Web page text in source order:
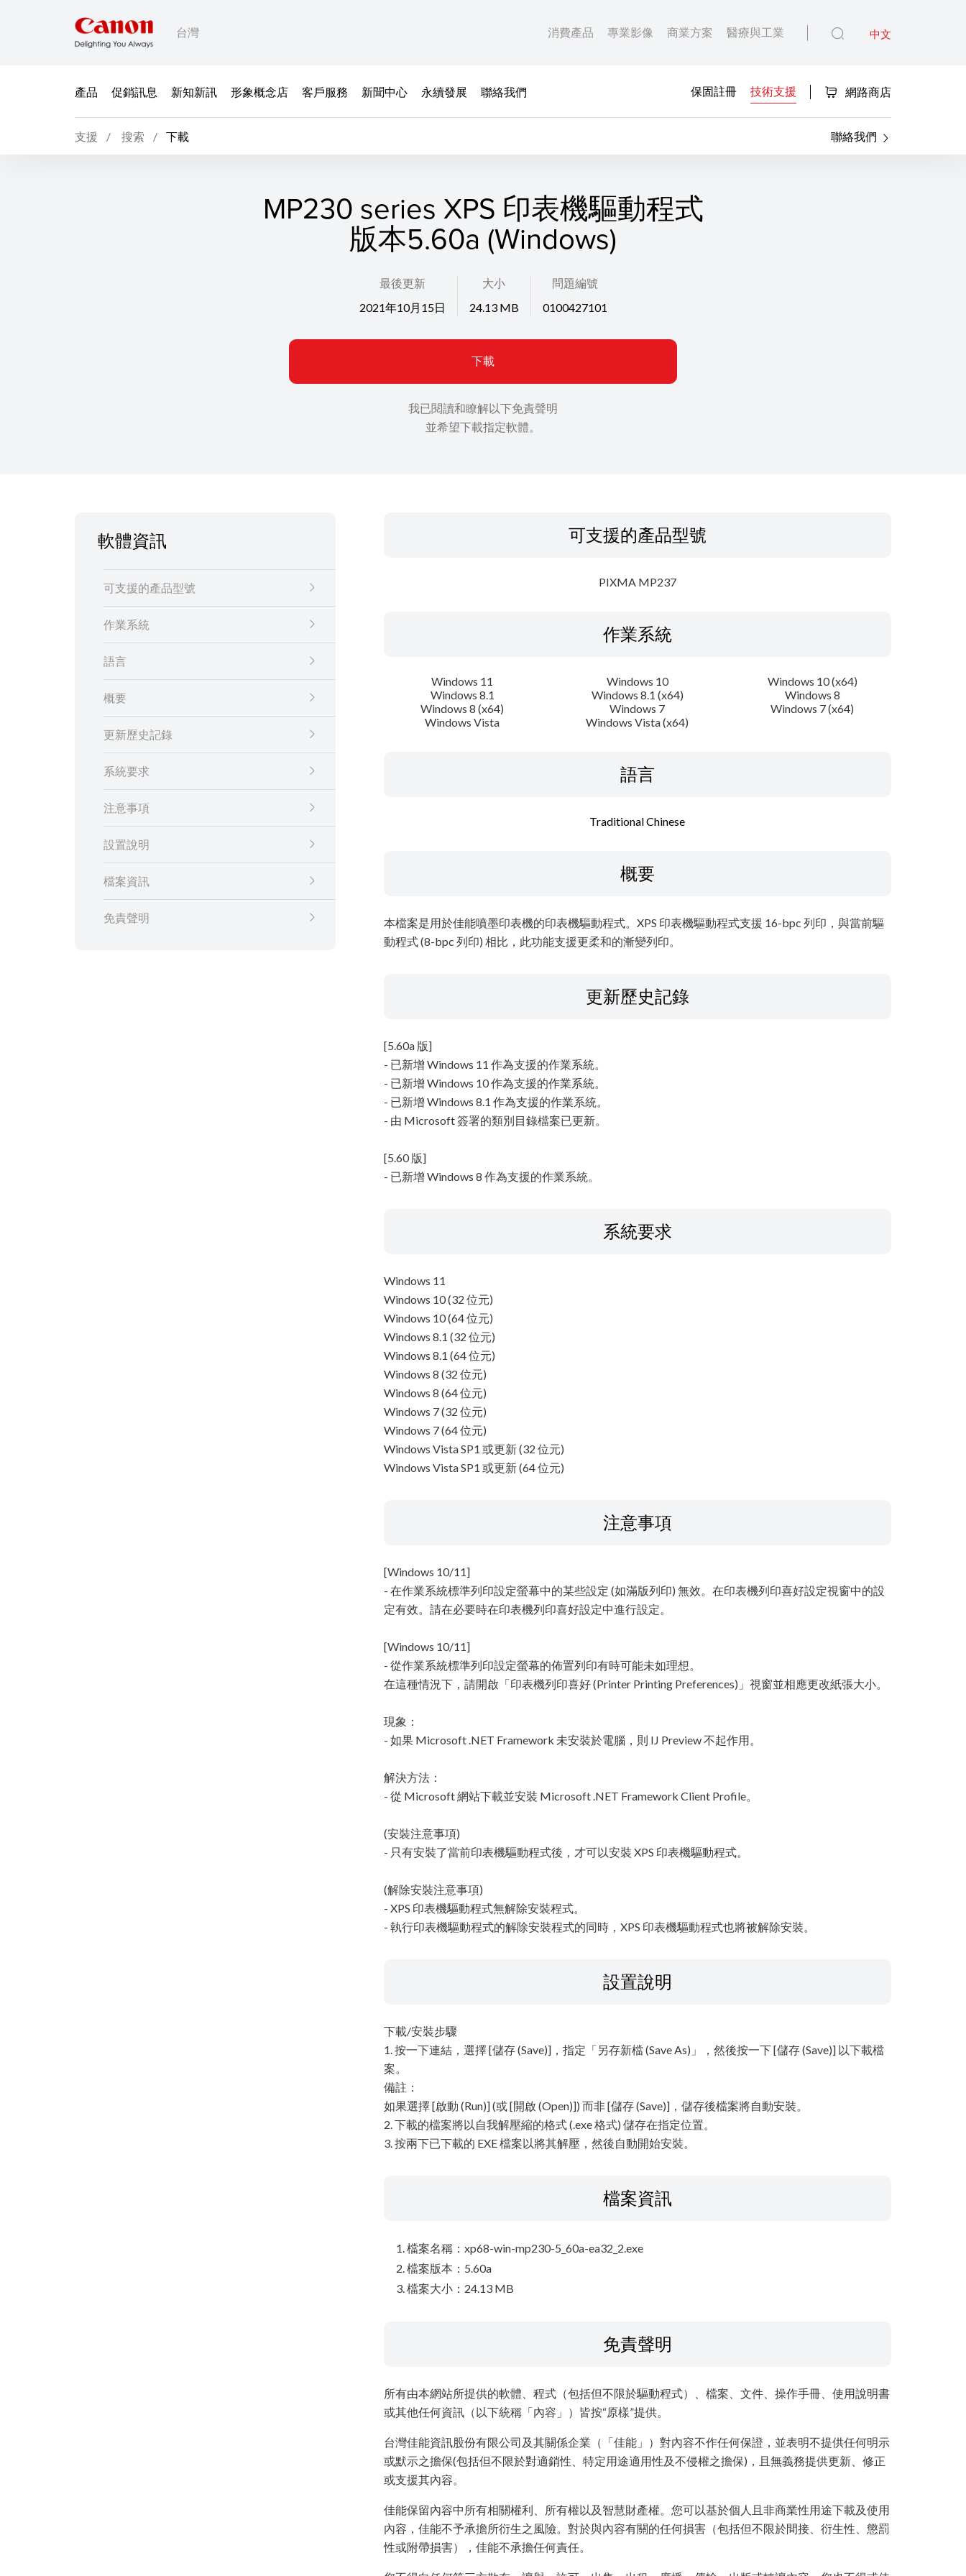
台灣 消費產品 專業影像 商業方案 醫療與工業 中文
產品 促銷訊息 新知新訊 形象概念店 客戶服務 新聞中心 永續發展 聯絡我們 保固註冊 技術支援 網路商店
支援 搜索 下載 聯絡我們
MP230 series XPS 印表機驅動程式
版本5.60a (Windows)
最後更新
2021年10月15日
大小
24.13 MB
問題編號
0100427101
下載
我已閱讀和瞭解以下免責聲明
並希望下載指定軟體。
軟體資訊
可支援的產品型號
作業系統
語言
概要
更新歷史記錄
系統要求
注意事項
設置說明
檔案資訊
免責聲明
可支援的產品型號
PIXMA MP237
作業系統
Windows 11 Windows 10
Windows 10 (x64)
Windows 8.1
Windows 8.1 (x64)
Windows 8
Windows 8 (x64)
Windows 7
Windows 7 (x64)
Windows Vista
Windows Vista (x64)
語言
Traditional Chinese
概要
本檔案是用於佳能噴墨印表機的印表機驅動程式。XPS 印表機驅動程式支援 16-bpc 列印，與當前驅
動程式 (8-bpc 列印) 相比，此功能支援更柔和的漸變列印。
更新歷史記錄
[5.60a 版]
- 已新增 Windows 11 作為支援的作業系統。
- 已新增 Windows 10 作為支援的作業系統。
- 已新增 Windows 8.1 作為支援的作業系統。
- 由 Microsoft 簽署的類別目錄檔案已更新。
[5.60 版]
- 已新增 Windows 8 作為支援的作業系統。
系統要求
Windows 11
Windows 10 (32 位元)
Windows 10 (64 位元)
Windows 8.1 (32 位元)
Windows 8.1 (64 位元)
Windows 8 (32 位元)
Windows 8 (64 位元)
Windows 7 (32 位元)
Windows 7 (64 位元)
Windows Vista SP1 或更新 (32 位元)
Windows Vista SP1 或更新 (64 位元)
注意事項
[Windows 10/11]
- 在作業系統標準列印設定螢幕中的某些設定 (如滿版列印) 無效。在印表機列印喜好設定視窗中的設
定有效。請在必要時在印表機列印喜好設定中進行設定。
[Windows 10/11]
- 從作業系統標準列印設定螢幕的佈置列印有時可能未如理想。
在這種情況下，請開啟「印表機列印喜好 (Printer Printing Preferences)」視窗並相應更改紙張大小。
現象：
- 如果 Microsoft .NET Framework 未安裝於電腦，則 IJ Preview 不起作用。
解決方法：
- 從 Microsoft 網站下載並安裝 Microsoft .NET Framework Client Profile。
(安裝注意事項)
- 只有安裝了當前印表機驅動程式後，才可以安裝 XPS 印表機驅動程式。
(解除安裝注意事項)
- XPS 印表機驅動程式無解除安裝程式。
- 執行印表機驅動程式的解除安裝程式的同時，XPS 印表機驅動程式也將被解除安裝。
設置說明
下載/安裝步驟
1. 按一下連結，選擇 [儲存 (Save)]，指定「另存新檔 (Save As)」，然後按一下 [儲存 (Save)] 以下載檔
案。
備註：
如果選擇 [啟動 (Run)] (或 [開啟 (Open)]) 而非 [儲存 (Save)]，儲存後檔案將自動安裝。
2. 下載的檔案將以自我解壓縮的格式 (.exe 格式) 儲存在指定位置。
3. 按兩下已下載的 EXE 檔案以將其解壓，然後自動開始安裝。
檔案資訊
檔案名稱：xp68-win-mp230-5_60a-ea32_2.exe
檔案版本：5.60a
檔案大小：24.13 MB
免責聲明
所有由本網站所提供的軟體、程式（包括但不限於驅動程式）、檔案、文件、操作手冊、使用說明書
或其他任何資訊（以下統稱「內容」）皆按“原樣”提供。
台灣佳能資訊股份有限公司及其關係企業（「佳能」）對內容不作任何保證，並表明不提供任何明示
或默示之擔保(包括但不限於對適銷性、特定用途適用性及不侵權之擔保)，且無義務提供更新、修正
或支援其內容。
佳能保留內容中所有相關權利、所有權以及智慧財產權。您可以基於個人且非商業性用途下載及使用
內容，佳能不予承擔所衍生之風險。對於與內容有關的任何損害（包括但不限於間接、衍生性、懲罰
性或附帶損害），佳能不承擔任何責任。